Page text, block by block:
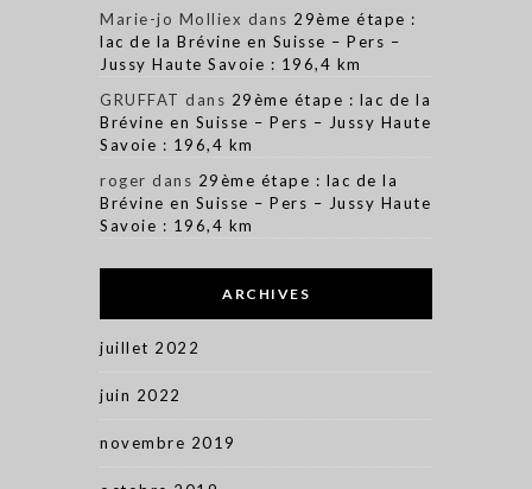
Marie-jo Molliex dans 29ème étape :
lac de la Brévine en Suisse – Pers –
Jussy Haute Savoie : 196,4 km
GRUFFAT dans 29ème étape : lac de la
Brévine en Suisse – Pers – Jussy Haute
Savoie : 196,4 km
roger dans 29ème étape : lac de la
Brévine en Suisse – Pers – Jussy Haute
Savoie : 196,4 km
ARCHIVES
juillet 2022
juin 2022
novembre 2019